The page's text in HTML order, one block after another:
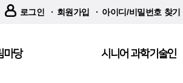
로그인 회원가입 아이디/비밀번호 찾기
마당 시니어 과학기술인